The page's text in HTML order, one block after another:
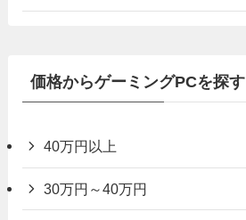
価格からゲーミングPCを探す
40万円以上
30万円～40万円